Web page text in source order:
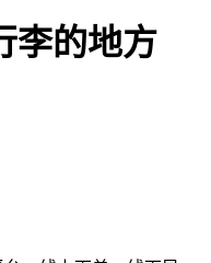
李的地方